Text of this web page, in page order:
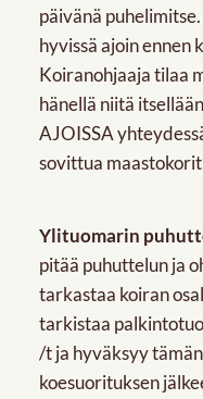
päivänä
hyvissä ajoin ennen
Koiranohjaaja tilaa
hänellä niitä
AJOISSA
sovittua
Ylituomarin
pitää puhuttelun ja
tarkastaa koiran
tarkistaa
/t ja hyväksyy
koesuorituksen